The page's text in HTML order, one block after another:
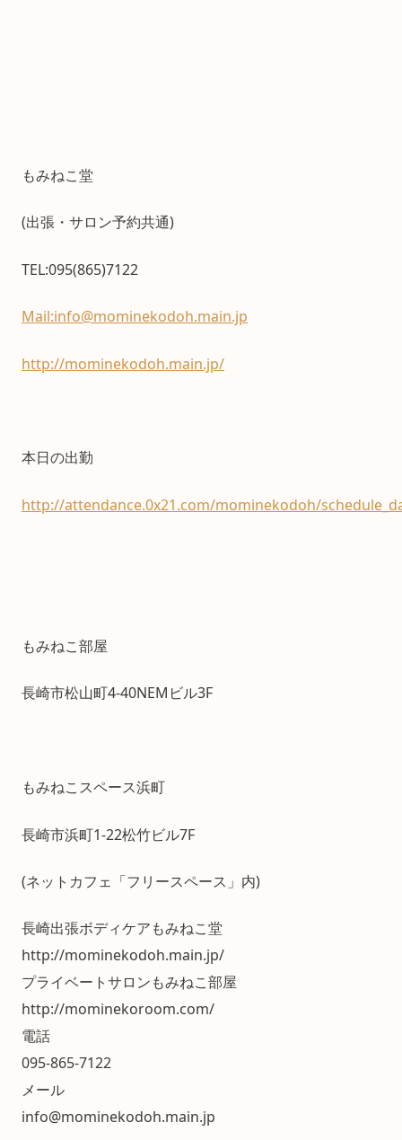
もみねこ堂
(出張・サロン予約共通)
TEL:095(865)7122
Mail:info@mominekodoh.main.jp
http://mominekodoh.main.jp/
本日の出勤
http://attendance.0x21.com/mominekodoh/
もみねこ部屋
長崎市松山町4-40NEMビル3F
もみねこスペース浜町
長崎市浜町1-22松竹ビル7F
(ネットカフェ「フリースペース」内)
長崎出張ボディケアもみねこ堂
http://mominekodoh.main.jp/
プライベートサロンもみねこ部屋
http://mominekoroom.com/
電話
095-865-7122
メール
info@mominekodoh.main.jp